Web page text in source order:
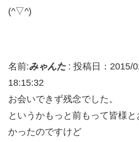
(^▽^)
名前:みゃんた: 投稿日：2015/
18:15:32
お会いできず残念でした。
というかもっと前もって皆様
かったのですけど